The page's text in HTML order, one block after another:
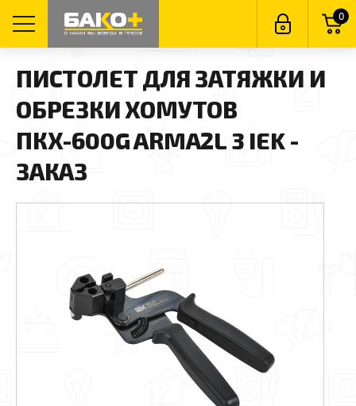
0
ПИСТОЛЕТ ДЛЯ ЗАТЯЖКИ И
ОБРЕЗКИ ХОМУТОВ
ПКХ-600G ARMA2L 3 IEK -
ЗАКАЗ